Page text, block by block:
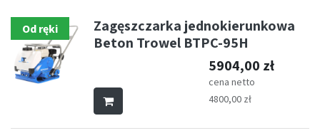
Od ręki
Zagęszczarka jednokierunkowa
Beton Trowel BTPC-95H
5904,00 zł
cena netto
4800,00 zł